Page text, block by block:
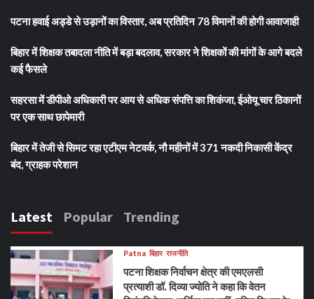
पटना हवाई अड्डे से उड़ानों का विस्तार, अब प्रतिदिन 78 विमानों की होगी आवाजाही
बिहार में शिक्षक तबादला नीति में बड़ा बदलाव, सरकार ने शिक्षकों की मांगों के आगे बदले
कई फैसले
सहरसा में डीपीओ अधिकारी पर आय से अधिक संपत्ति का शिकंजा, ईओयू चार ठिकानों
पर एक साथ छापेमारी
बिहार में तेजी से सिमट रहा एटीएम नेटवर्क, नौ महीनों में 371 नकदी निकासी केंद्र
बंद, ग्राहक परेशान
Latest Popular Trending
Patna बिहार राजनीति
पटना शिक्षक निर्वाचन क्षेत्र की एमएलसी
प्रत्याशी डॉ. दिव्या ज्योति ने कहा कि वेतन